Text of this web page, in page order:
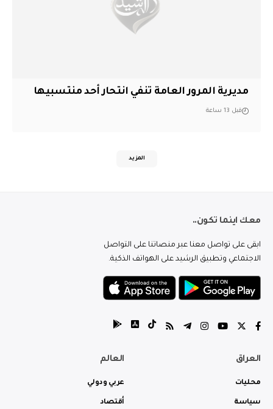
مديرية المرور العامة تنفي انتحار أحد منتسبيها
قبل 13 ساعة
المزيد
معك اينما تكون..
ابقى على تواصل معنا عبر منصاتنا على التواصل
الاجتماعي وتطبيق الرشيد على الهواتف الذكية.
العراق
محليات
سياسة
العالم
عربي ودولي
أقتصاد